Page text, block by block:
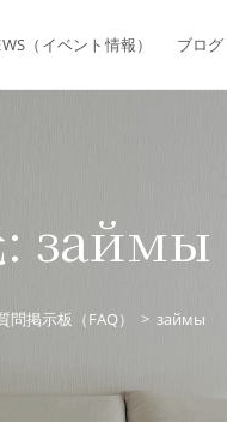
（イベント情報） ブログ
: займы
問掲示板（FAQ） > займы